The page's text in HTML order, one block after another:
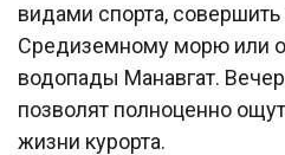
видами спорта, совершить
Средиземному морю или
водопады Манавгат.
позволят полноценно
жизни курорта.